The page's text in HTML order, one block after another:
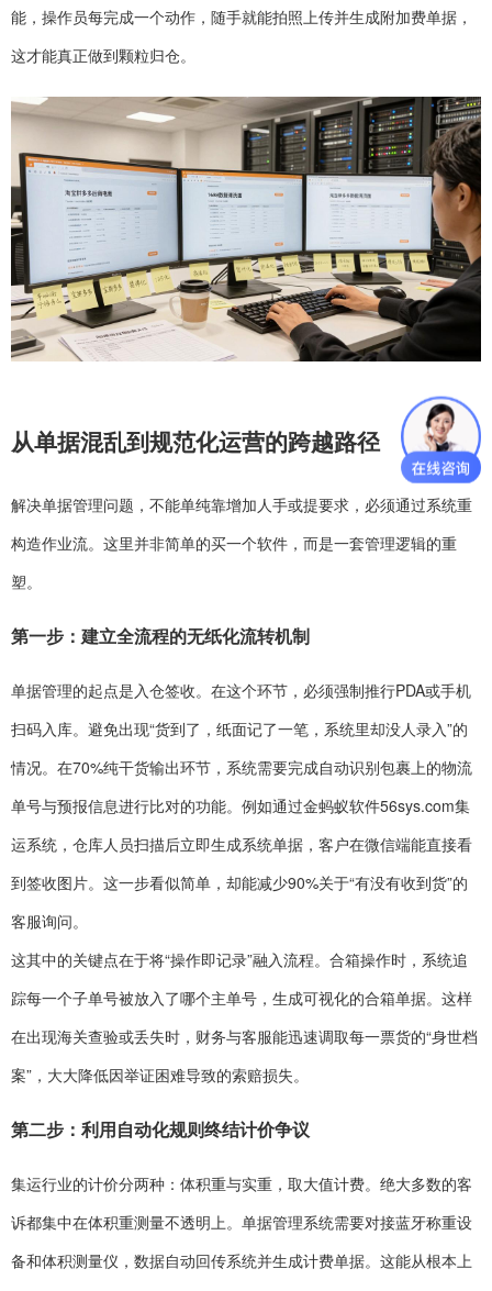
能，操作员每完成一个动作，随手就能拍照上传并生成附加费单据，
这才能真正做到颗粒归仓。
从单据混乱到规范化运营的跨越路径
解决单据管理问题，不能单纯靠增加人手或提要求，必须通过系统重
构造作业流。这里并非简单的买一个软件，而是一套管理逻辑的重
塑。
第一步：建立全流程的无纸化流转机制
单据管理的起点是入仓签收。在这个环节，必须强制推行PDA或手机
扫码入库。避免出现“货到了，纸面记了一笔，系统里却没人录入”的
情况。在70%纯干货输出环节，系统需要完成自动识别包裹上的物流
单号与预报信息进行比对的功能。例如通过金蚂蚁软件56sys.com集
运系统，仓库人员扫描后立即生成系统单据，客户在微信端能直接看
到签收图片。这一步看似简单，却能减少90%关于“有没有收到货”的
客服询问。
这其中的关键点在于将“操作即记录”融入流程。合箱操作时，系统追
踪每一个子单号被放入了哪个主单号，生成可视化的合箱单据。这样
在出现海关查验或丢失时，财务与客服能迅速调取每一票货的“身世档
案”，大大降低因举证困难导致的索赔损失。
第二步：利用自动化规则终结计价争议
集运行业的计价分两种：体积重与实重，取大值计费。绝大多数的客
诉都集中在体积重测量不透明上。单据管理系统需要对接蓝牙称重设
备和体积测量仪，数据自动回传系统并生成计费单据。这能从根本上